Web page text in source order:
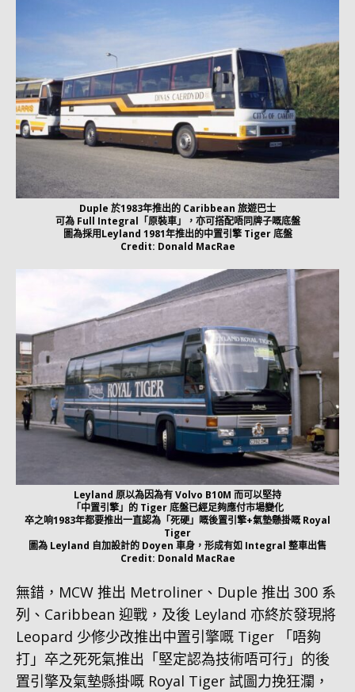
Duple 於1983年推出的 Caribbean 旅遊巴士
可為 Full Integral「原裝車」，亦可搭配唔同牌子嘅底盤
圖為採用Leyland 1981年推出的中置引擎 Tiger 底盤
Credit: Donald MacRae
Leyland 原以為因為有 Volvo B10M 而可以堅持
「中置引擎」的 Tiger 底盤已經足夠應付市場變化
卒之响1983年都要推出一直認為「死硬」嘅後置引擎+氣墊懸掛嘅 Royal
Tiger
圖為 Leyland 自加設計的 Doyen 車身，形成有如 Integral 整車出售
Credit: Donald MacRae
無錯，MCW 推出 Metroliner、Duple 推出 300 系
列、Caribbean 迎戰，及後 Leyland 亦終於發現將
Leopard 少修少改推出中置引擎嘅 Tiger 「唔夠
打」卒之死死氣推出「堅定認為技術唔可行」的後
置引擎及氣墊縣掛嘅 Royal Tiger 試圖力挽狂瀾，